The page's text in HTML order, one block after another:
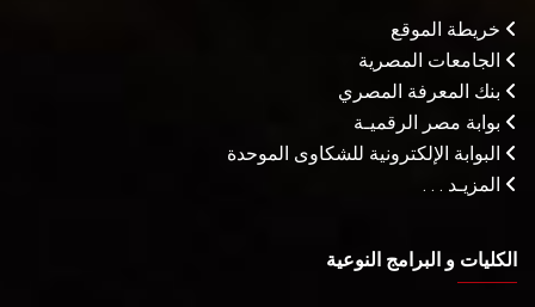
خريطة الموقع
الجامعات المصرية
بنك المعرفة المصري
بوابة مصر الرقميـة
البوابة الإلكترونية للشكاوى الموحدة
المزيـد . . .
الكليات و البرامج النوعية